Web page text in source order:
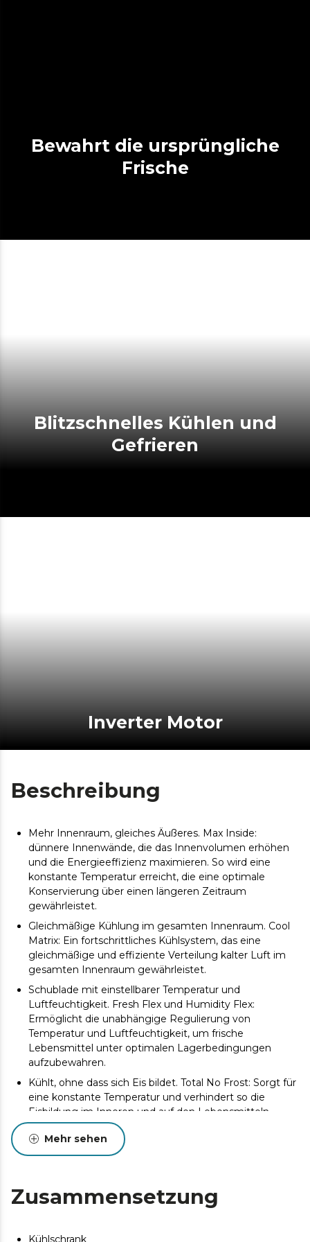
Bewahrt die ursprüngliche
Frische
Blitzschnelles Kühlen und
Gefrieren
Inverter Motor
Beschreibung
Mehr Innenraum, gleiches Äußeres. Max Inside:
dünnere Innenwände, die das Innenvolumen erhöhen
und die Energieeffizienz maximieren. So wird eine
konstante Temperatur erreicht, die eine optimale
Konservierung über einen längeren Zeitraum
gewährleistet.
Gleichmäßige Kühlung im gesamten Innenraum. Cool
Matrix: Ein fortschrittliches Kühlsystem, das eine
gleichmäßige und effiziente Verteilung kalter Luft im
gesamten Innenraum gewährleistet.
Schublade mit einstellbarer Temperatur und
Luftfeuchtigkeit. Fresh Flex und Humidity Flex:
Ermöglicht die unabhängige Regulierung von
Temperatur und Luftfeuchtigkeit, um frische
Lebensmittel unter optimalen Lagerbedingungen
aufzubewahren.
Kühlt, ohne dass sich Eis bildet. Total No Frost: Sorgt für
eine konstante Temperatur und verhindert so die
Eisbildung im Inneren und auf den Lebensmitteln.
Effizienter und leiser Betrieb. Inverter-Kompressor:
Passt sich jederzeit dem Kühlbedarf an und sorgt so für
Kombinationsdesign, das den Platz optimiert und Ihnen
ermöglicht, große Mengen an Lebensmitteln bequem
Mehr sehen
Zusammensetzung
Kühlschrank